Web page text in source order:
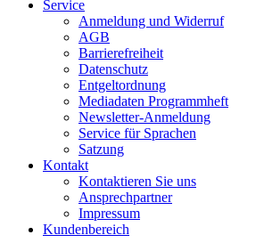
Service
Anmeldung und Widerruf
AGB
Barrierefreiheit
Datenschutz
Entgeltordnung
Mediadaten Programmheft
Newsletter-Anmeldung
Service für Sprachen
Satzung
Kontakt
Kontaktieren Sie uns
Ansprechpartner
Impressum
Kundenbereich